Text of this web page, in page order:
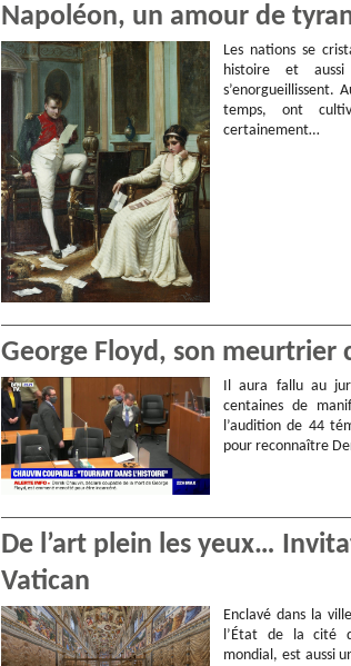
Napoléon, un amour de
Les nations se
histoire et
s’enorgueillissent.
temps, ont
certainement…
George Floyd, son meurtrier
Il aura fallu au
centaines de
l’audition de 44
pour reconnaître
De l’art plein les yeux…
Vatican
Enclavé dans la
l’État de la cité
mondial, est aussi